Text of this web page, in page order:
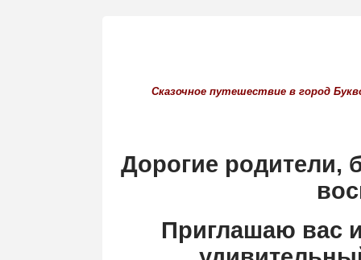
Сказочное путешествие в город
Дорогие родители,
Приглашаю вас